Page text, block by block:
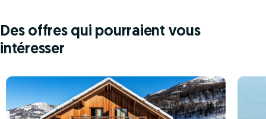
Des offres qui pourraient vous
intéresser